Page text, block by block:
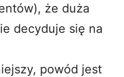
że duża
decyduje się na
powód jest